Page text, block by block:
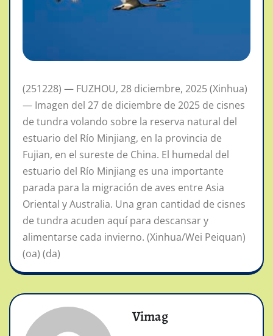
(251228) — FUZHOU, 28 diciembre, 2025 (Xinhua)
— Imagen del 27 de diciembre de 2025 de cisnes
de tundra volando sobre la reserva natural del
estuario del Río Minjiang, en la provincia de
Fujian, en el sureste de China. El humedal del
estuario del Río Minjiang es una importante
parada para la migración de aves entre Asia
Oriental y Australia. Una gran cantidad de cisnes
de tundra acuden aquí para descansar y
alimentarse cada invierno. (Xinhua/Wei Peiquan)
(oa) (da)
Vimag